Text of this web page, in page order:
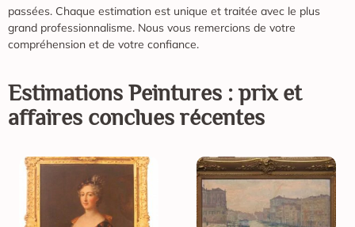
passées. Chaque estimation est unique et traitée avec le plus
grand professionnalisme. Nous vous remercions de votre
compréhension et de votre confiance.
Estimations Peintures : prix et
affaires conclues récentes